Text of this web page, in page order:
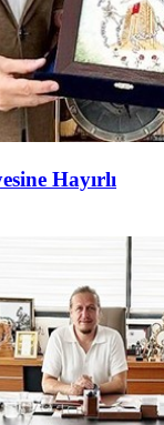
Hayırlı